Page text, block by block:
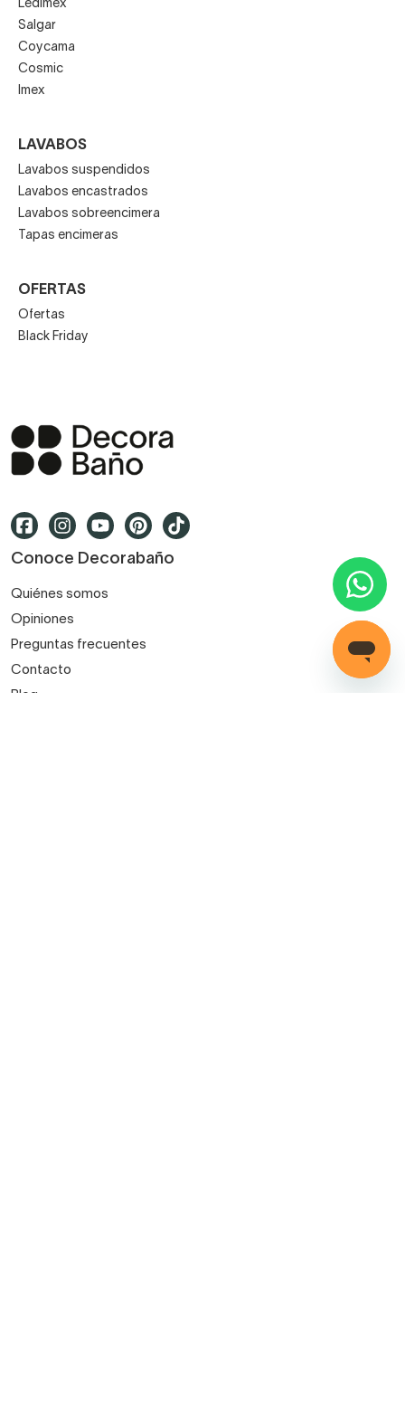
Ledimex
Salgar
Coycama
Cosmic
Imex
LAVABOS
Lavabos suspendidos
Lavabos encastrados
Lavabos sobreencimera
Tapas encimeras
OFERTAS
Ofertas
Black Friday
Conoce Decorabaño
Quiénes somos
Opiniones
Preguntas frecuentes
Contacto
Blog